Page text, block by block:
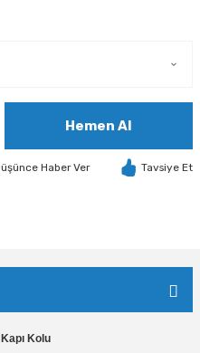
Hemen Al
Haber Ver Tavsiye Et
Kolu